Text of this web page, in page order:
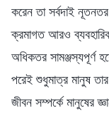
করেন তা সর্বদাই
ক্রমাগত আরও
অধিকতর সামঞ্জস্যপূর্ণ
পরেই শুধুমাত্র মানুষ
জীবন সম্পর্কে মানুষের